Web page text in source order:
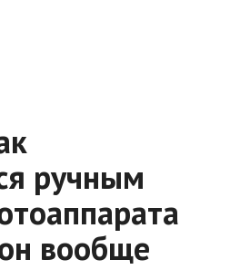
ручным
вообще